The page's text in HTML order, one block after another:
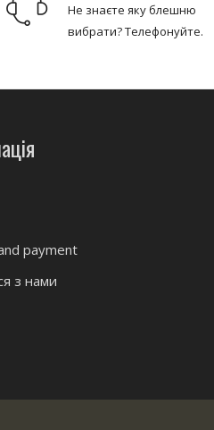
Не знаєте яку блешню
вибрати? Телефонуйте.
payment
з нами